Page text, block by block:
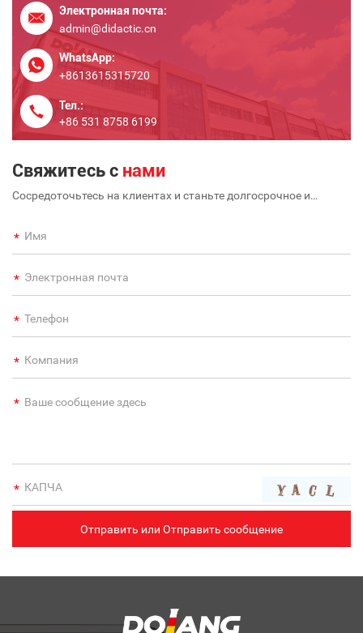
Электронная почта:
admin@didactic.cn
WhatsApp:
+8613615315720
Тел.:
+86 531 8758 6199
Свяжитесь с нами
Сосредоточьтесь на клиентах и станьте долгосрочное и